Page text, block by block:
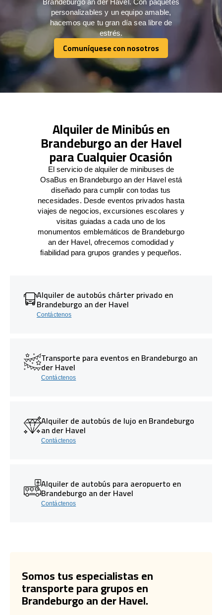
personalizables y un equipo amable,
hacemos que tu gran día sea libre de
estrés.
Comuníquese con nosotros
Comuníquese con nosotros
Alquiler de Minibús en
Brandeburgo an der Havel
para Cualquier Ocasión
El servicio de alquiler de minibuses de
OsaBus en Brandeburgo an der Havel está
diseñado para cumplir con todas tus
necesidades. Desde eventos privados hasta
viajes de negocios, excursiones escolares y
visitas guiadas a cada uno de los
monumentos emblemáticos de Brandeburgo
an der Havel, ofrecemos comodidad y
fiabilidad para grupos grandes y pequeños.
Alquiler de autobús chárter privado en
Brandeburgo an der Havel
Contáctenos
Transporte para eventos en Brandeburgo an
der Havel
Contáctenos
Alquiler de autobús de lujo en Brandeburgo
an der Havel
Contáctenos
Alquiler de autobús para aeropuerto en
Brandeburgo an der Havel
Contáctenos
Somos tus especialistas en
transporte para grupos en
Brandeburgo an der Havel.